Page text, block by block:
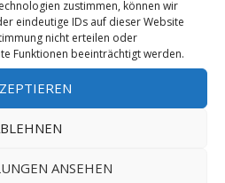
zustimmen, können wir
eindeutige IDs auf dieser Website
nicht erteilen oder
Funktionen beeinträchtigt werden.
ANSEHEN
meldet
(9b)